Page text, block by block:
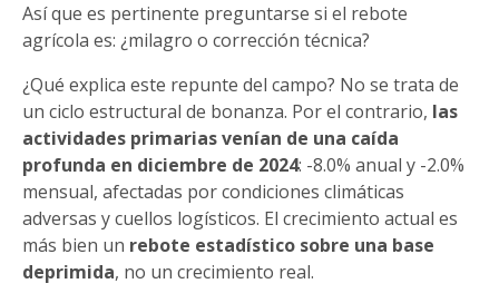
Así que es pertinente preguntarse si el rebote
agrícola es: ¿milagro o corrección técnica?
¿Qué explica este repunte del campo? No se trata de
un ciclo estructural de bonanza. Por el contrario, las
actividades primarias venían de una caída
profunda en diciembre de 2024: -8.0% anual y -2.0%
mensual, afectadas por condiciones climáticas
adversas y cuellos logísticos. El crecimiento actual es
más bien un rebote estadístico sobre una base
deprimida, no un crecimiento real.